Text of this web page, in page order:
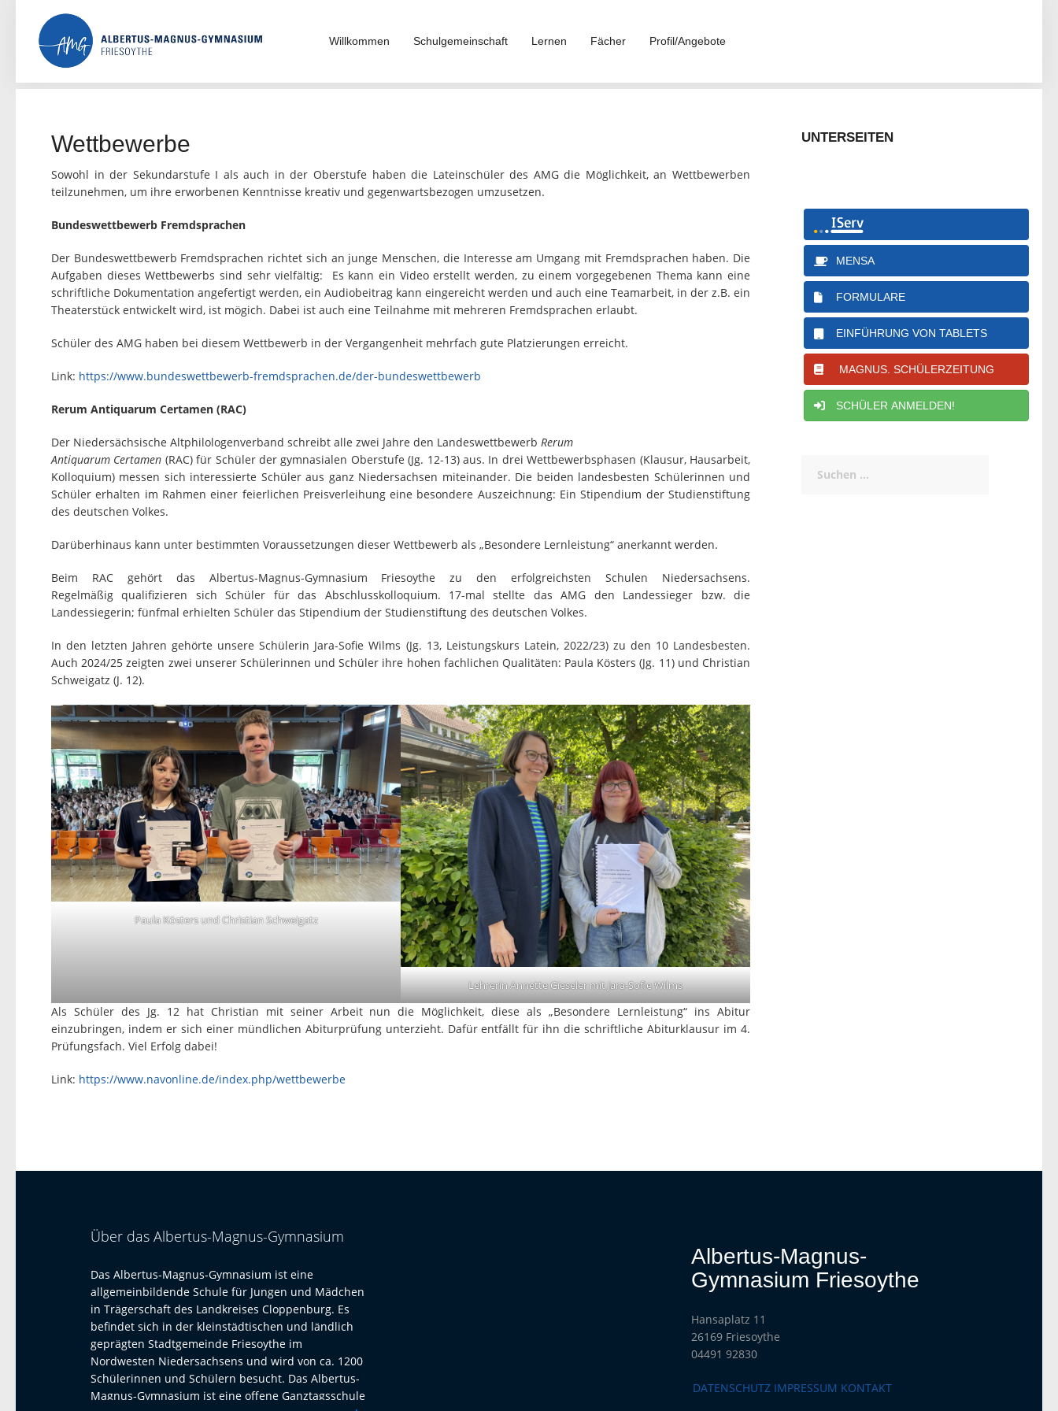
content
Willkommen Schulgemeinschaft Lernen Fächer Profil/Angebote
Wettbewerbe
Sowohl in der Sekundarstufe I als auch in der Oberstufe haben die Lateinschüler des AMG die Möglichkeit, an Wettbewerben
teilzunehmen, um ihre erworbenen Kenntnisse kreativ und gegenwartsbezogen umzusetzen.
Bundeswettbewerb Fremdsprachen
Der Bundeswettbewerb Fremdsprachen richtet sich an junge Menschen, die Interesse am Umgang mit Fremdsprachen haben. Die
Aufgaben dieses Wettbewerbs sind sehr vielfältig: Es kann ein Video erstellt werden, zu einem vorgegebenen Thema kann eine
schriftliche Dokumentation angefertigt werden, ein Audiobeitrag kann eingereicht werden und auch eine Teamarbeit, in der z.B. ein
Theaterstück entwickelt wird, ist mögich. Dabei ist auch eine Teilnahme mit mehreren Fremdsprachen erlaubt.
Schüler des AMG haben bei diesem Wettbewerb in der Vergangenheit mehrfach gute Platzierungen erreicht.
Link: https://www.bundeswettbewerb-fremdsprachen.de/der-bundeswettbewerb
Rerum Antiquarum Certamen (RAC)
Der Niedersächsische Altphilologenverband schreibt alle zwei Jahre den Landeswettbewerb Rerum
Antiquarum Certamen (RAC) für Schüler der gymnasialen Oberstufe (Jg. 12-13) aus. In drei Wettbewerbsphasen (Klausur, Hausarbeit,
Kolloquium) messen sich interessierte Schüler aus ganz Niedersachsen miteinander. Die beiden landesbesten Schülerinnen und
Schüler erhalten im Rahmen einer feierlichen Preisverleihung eine besondere Auszeichnung: Ein Stipendium der Studienstiftung
des deutschen Volkes.
Darüberhinaus kann unter bestimmten Voraussetzungen dieser Wettbewerb als „Besondere Lernleistung“ anerkannt werden.
Beim RAC gehört das Albertus-Magnus-Gymnasium Friesoythe zu den erfolgreichsten Schulen Niedersachsens.
Regelmäßig qualifizieren sich Schüler für das Abschlusskolloquium. 17-mal stellte das AMG den Landessieger bzw. die
Landessiegerin; fünfmal erhielten Schüler das Stipendium der Studienstiftung des deutschen Volkes.
In den letzten Jahren gehörte unsere Schülerin Jara-Sofie Wilms (Jg. 13, Leistungskurs Latein, 2022/23) zu den 10 Landesbesten.
Auch 2024/25 zeigten zwei unserer Schülerinnen und Schüler ihre hohen fachlichen Qualitäten: Paula Kösters (Jg. 11) und Christian
Schweigatz (J. 12).
Paula Kösters und Christian Schweigatz
Lehrerin Annette Gieseler mit Jara-Sofie Wilms
Als Schüler des Jg. 12 hat Christian mit seiner Arbeit nun die Möglichkeit, diese als „Besondere Lernleistung“ ins Abitur
einzubringen, indem er sich einer mündlichen Abiturprüfung unterzieht. Dafür entfällt für ihn die schriftliche Abiturklausur im 4.
Prüfungsfach. Viel Erfolg dabei!
Link: https://www.navonline.de/index.php/wettbewerbe
UNTERSEITEN
MENSA
FORMULARE
EINFÜHRUNG VON TABLETS
MAGNUS. SCHÜLERZEITUNG
SCHÜLER ANMELDEN!
nach:
Über das Albertus-Magnus-Gymnasium
Das Albertus-Magnus-Gymnasium ist eine
allgemeinbildende Schule für Jungen und Mädchen
in Trägerschaft des Landkreises Cloppenburg. Es
befindet sich in der kleinstädtischen und ländlich
geprägten Stadtgemeinde Friesoythe im
Nordwesten Niedersachsens und wird von ca. 1200
Schülerinnen und Schülern besucht. Das Albertus-
Magnus-Gymnasium ist eine offene Ganztagsschule
Albertus-Magnus-
Gymnasium Friesoythe
Hansaplatz 11
26169 Friesoythe
04491 92830
DATENSCHUTZ IMPRESSUM KONTAKT